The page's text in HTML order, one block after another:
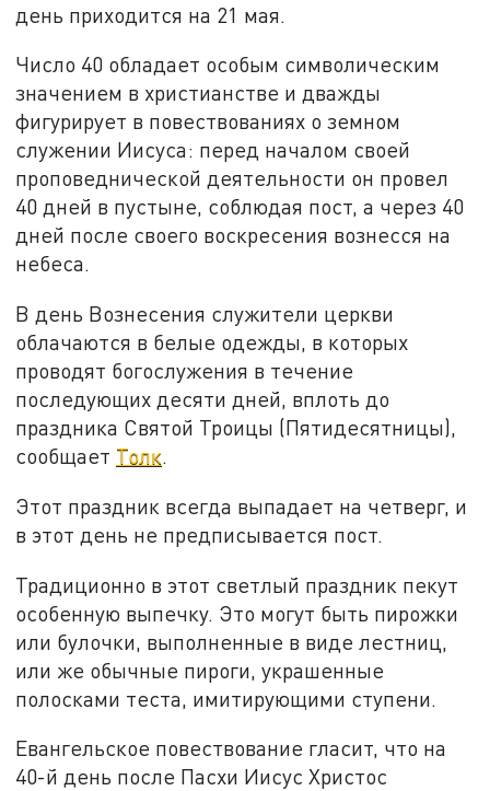
день приходится на 21 мая.
Число 40 обладает особым символическим
значением в христианстве и дважды
фигурирует в повествованиях о земном
служении Иисуса: перед началом своей
проповеднической деятельности он провел
40 дней в пустыне, соблюдая пост, а через 40
дней после своего воскресения вознесся на
небеса.
В день Вознесения служители церкви
облачаются в белые одежды, в которых
проводят богослужения в течение
последующих десяти дней, вплоть до
праздника Святой Троицы (Пятидесятницы),
сообщает Толк.
Этот праздник всегда выпадает на четверг, и
в этот день не предписывается пост.
Традиционно в этот светлый праздник пекут
особенную выпечку. Это могут быть пирожки
или булочки, выполненные в виде лестниц,
или же обычные пироги, украшенные
полосками теста, имитирующими ступени.
Евангельское повествование гласит, что на
40-й день после Пасхи Иисус Христос